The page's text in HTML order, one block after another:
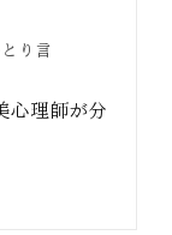
り言
心理師が分